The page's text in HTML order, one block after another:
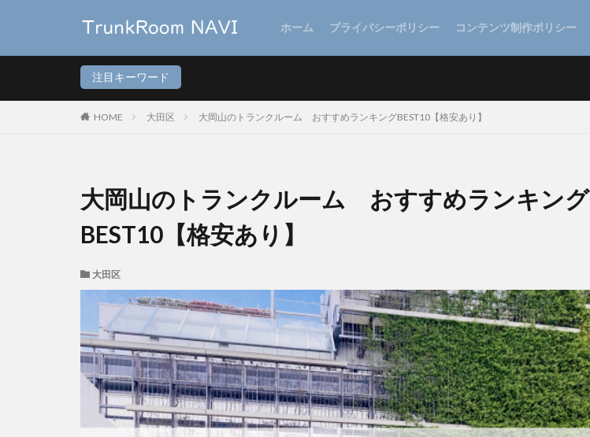
ホーム プライバシーポリシー コンテンツ制作ポリシー
注目キーワード
HOME 大田区 大岡山のトランクルーム おすすめランキングBEST10【格安あり】
大岡山のトランクルーム おすすめランキング
BEST10【格安あり】
大田区